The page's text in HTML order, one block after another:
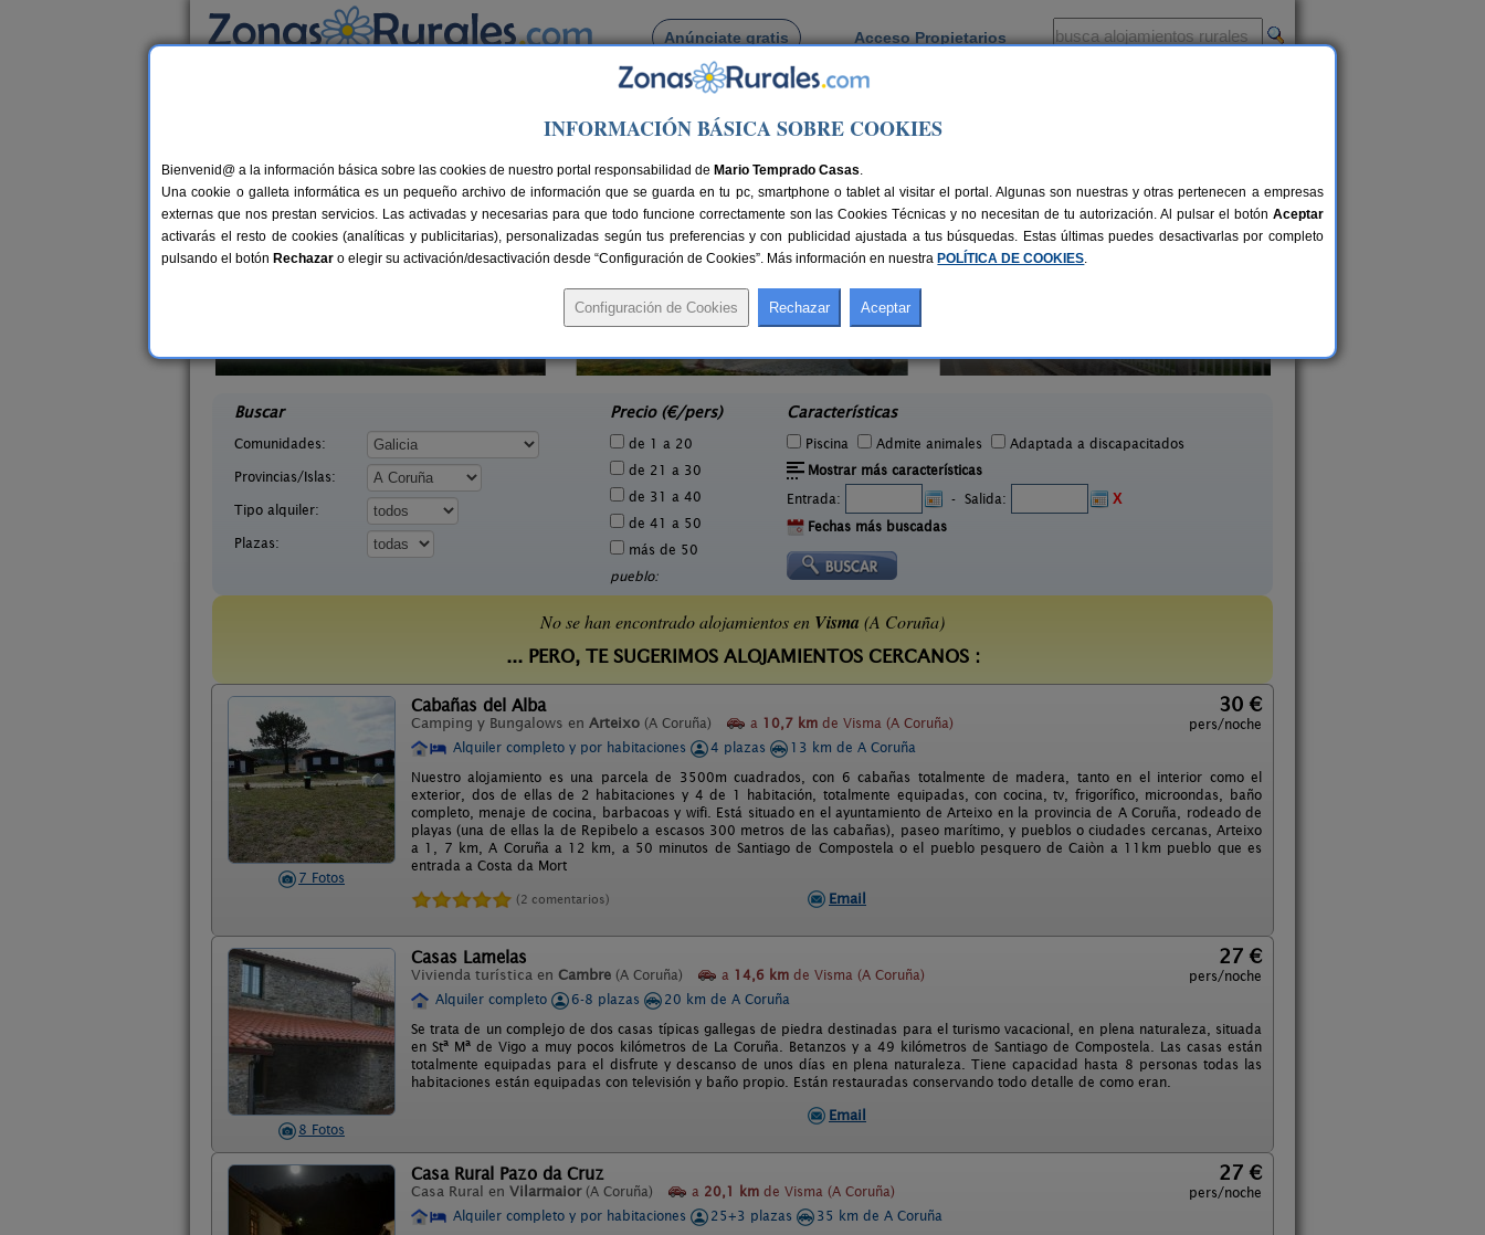
Anúnciate gratis Acceso Propietarios
Busca por pueblo
Casas Rurales cerca de Visma
27 €
A Casa Do Folgo
Buscar
Comunidades:
Provincias/Islas:
Tipo alquiler:
Plazas:
Precio (€/pers)
de 1 a 20
de 21 a 30
de 31 a 40
de 41 a 50
más de 50
pueblo:
Características
Piscina Admite animales
Adaptada a discapacitados
Mostrar más características
Entrada:
- Salida:
X
Fechas más buscadas
No se han encontrado alojamientos en Visma (A Coruña)
... PERO, TE SUGERIMOS ALOJAMIENTOS CERCANOS :
7 Fotos
Cabañas del Alba
Camping y Bungalows en Arteixo (A Coruña) a 10,7 km de Visma (A Coruña)
30 €
pers/noche
Alquiler completo y por habitaciones
4 plazas
13 km de A Coruña
Nuestro alojamiento es una parcela de 3500m cuadrados, con 6 cabañas totalmente de madera, tanto en el interior como el
exterior, dos de ellas de 2 habitaciones y 4 de 1 habitación, totalmente equipadas, con cocina, tv, frigorífico, microondas, baño
completo, menaje de cocina, barbacoas y wifi. Está situado en el ayuntamiento de Arteixo en la provincia de A Coruña, rodeado de
playas (una de ellas la de Repibelo a escasos 300 metros de las cabañas), paseo marítimo, y pueblos o ciudades cercanas, Arteixo
a 1, 7 km, A Coruña a 12 km, a 50 minutos de Santiago de Compostela o el pueblo pesquero de Caiòn a 11km pueblo que es
entrada a Costa da Mort
(2 comentarios) Email
8 Fotos
Casas Lamelas
Vivienda turística en Cambre (A Coruña) a 14,6 km de Visma (A Coruña)
27 €
pers/noche
Alquiler completo
6-8 plazas
20 km de A Coruña
Se trata de un complejo de dos casas típicas gallegas de piedra destinadas para el turismo vacacional, en plena naturaleza, situada
en Stª Mª de Vigo a muy pocos kilómetros de La Coruña. Betanzos y a 49 kilómetros de Santiago de Compostela. Las casas están
totalmente equipadas para el disfrute y descanso de unos días en plena naturaleza. Tiene capacidad hasta 8 personas todas las
habitaciones están equipadas con televisión y baño propio. Están restauradas conservando todo detalle de como eran.
Email
Casa Rural Pazo da Cruz
Casa Rural en Vilarmaior (A Coruña) a 20,1 km de Visma (A Coruña)
27 €
pers/noche
Alquiler completo y por habitaciones
25+3 plazas
35 km de A Coruña
INFORMACIÓN BÁSICA SOBRE COOKIES
Bienvenid@ a la información básica sobre las cookies de nuestro portal responsabilidad de Mario Temprado Casas.
Una cookie o galleta informática es un pequeño archivo de información que se guarda en tu pc, smartphone o tablet al visitar el portal. Algunas son nuestras y otras pertenecen a empresas
externas que nos prestan servicios. Las activadas y necesarias para que todo funcione correctamente son las Cookies Técnicas y no necesitan de tu autorización. Al pulsar el botón Aceptar
activarás el resto de cookies (analíticas y publicitarias), personalizadas según tus preferencias y con publicidad ajustada a tus búsquedas. Estas últimas puedes desactivarlas por completo
pulsando el botón Rechazar o elegir su activación/desactivación desde “Configuración de Cookies”. Más información en nuestra POLÍTICA DE COOKIES.